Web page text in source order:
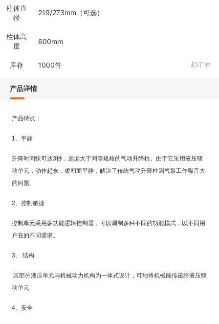
柱体直
径
219/273mm（可选）
柱体高
度
600mm
库存 1000件 起订1件
产品详情
产品特点：
1、平静
升降时间快可达3秒，远远大于同等规格的气动升降柱。由于它采用液压驱
动单元，动作起来，柔和而平静，解决了传统气动升降柱因气泵工作噪音大
的问题。
2、控制敏捷
控制单元采用多功能逻辑控制器，可以调制多种不同的功能模式，以不同用
户在的不同需求。
3、 结构
其部分液压单元与机械动力机构为一体式设计，可地将机械能传递给液压驱
动单元
4、安全